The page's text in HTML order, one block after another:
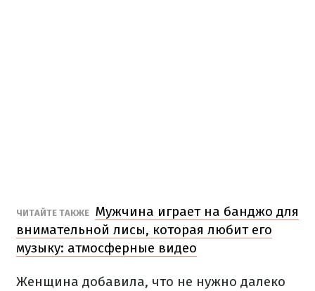
ЧИТАЙТЕ ТАКЖЕ Мужчина играет на банджо для
внимательной лисы, которая любит его
музыку: атмосферные видео
Женщина добавила, что не нужно далеко